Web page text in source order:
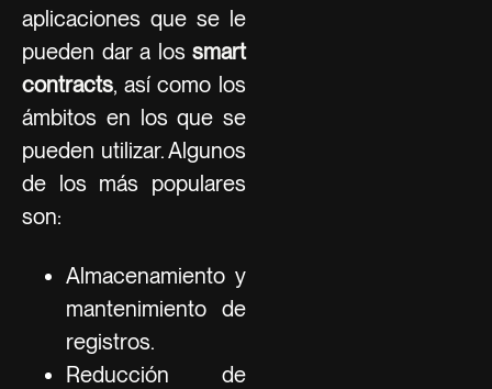
aplicaciones que se le
pueden dar a los smart
contracts, así como los
ámbitos en los que se
pueden utilizar. Algunos
de los más populares
son:
Almacenamiento y
mantenimiento de
registros.
Reducción de